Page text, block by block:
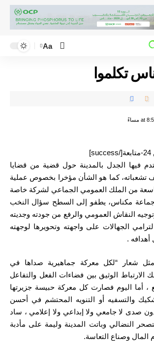
Aa
تكلموا
فيها الجدل بالمدينة حول قضية من قضايا
تشعباته، كما هو الشأن مؤخرا بخصوص عملية
من الملك العمومي الجماعي لشركة خاصة
مكناس، يطفو إلى السطح سؤال النخب
النقاش العمومي والرفع من جودته وجديته
الجهالات على واجهته وتحويرها لوجهته
أهدافه .
شعار “لكل معركة جماهيرية صداها في
الارتباط الوثيق بين فضاءات الفعل والتفاعل
، أما اليوم فصارت كل معركة حبيسة جزيرتها
والتسفيه أو التنويه المحتشم في أحسن
صدى لا جامعي ولا إبداعي ولا إعلامي ، ساد
النضالي وباتت المدينة وليمة على مأدبة
المال وصناع التعاسة.